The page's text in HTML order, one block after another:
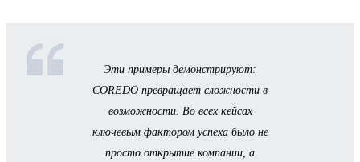
Эти примеры демонстрируют:
COREDO превращает сложности в
возможности. Во всех кейсах
ключевым фактором успеха было не
просто открытие компании, а